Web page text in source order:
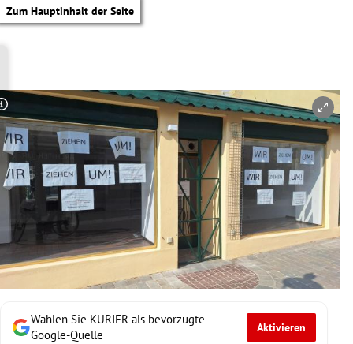
Zum Hauptinhalt der Seite
Untermenü
Wählen Sie KURIER als bevorzugte
Google-Quelle
Aktivieren
Copyright-Hinweis öffnen/schließen